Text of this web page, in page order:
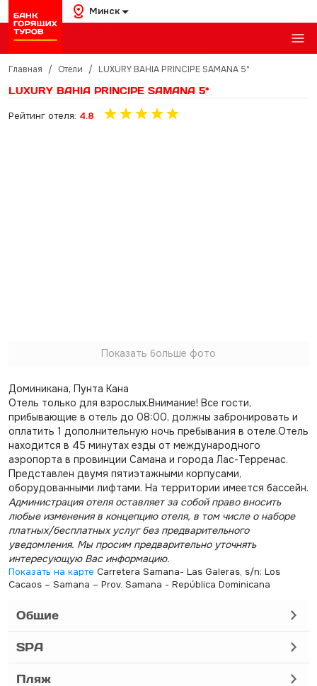
Минск
Главная / Отели / LUXURY BAHIA PRINCIPE SAMANA 5*
LUXURY BAHIA PRINCIPE SAMANA 5*
Рейтинг отеля: 4.8
Показать больше фото
Доминикана, Пунта Кана
Отель только для взрослых.Внимание! Все гости,
прибывающие в отель до 08:00, должны забронировать и
оплатить 1 дополнительную ночь пребывания в отеле.Отель
находится в 45 минутах езды от международного
аэропорта в провинции Самана и города Лас-Терренас.
Представлен двумя пятиэтажными корпусами,
оборудованными лифтами. На территории имеется бассейн.
Администрация отеля оставляет за собой право вносить
любые изменения в концепцию отеля, в том числе о наборе
платных/бесплатных услуг без предварительного
уведомления. Мы просим предварительно уточнять
интересующую Вас информацию.
Показать на карте Carretera Samana- Las Galeras, s/n; Los
Cacaos – Samana – Prov. Samana - República Dominicana
Общие
SPA
Пляж